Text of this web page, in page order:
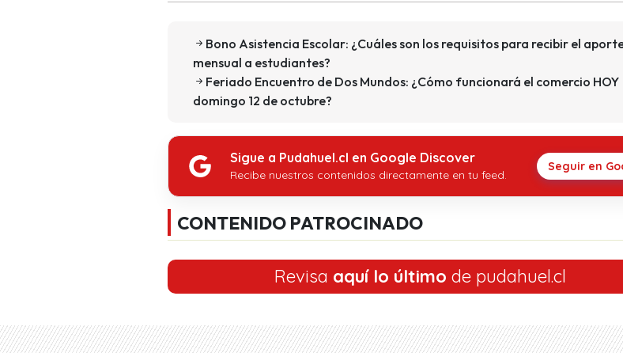
Bono Asistencia Escolar: ¿Cuáles son los requisitos para recibir el
mensual a estudiantes?
Feriado Encuentro de Dos Mundos: ¿Cómo funcionará el comercio HOY
domingo 12 de octubre?
Sigue a Pudahuel.cl en Google Discover
Recibe nuestros contenidos directamente en tu feed.
Seguir en
CONTENIDO PATROCINADO
Revisa aquí lo último de pudahuel.cl